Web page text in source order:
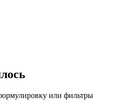
или фильтры